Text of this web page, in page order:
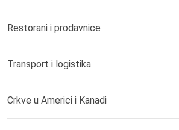
Restorani i prodavnice
Transport i logistika
Crkve u Americi i Kanadi